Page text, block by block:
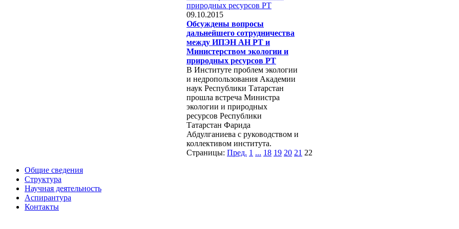
09.10.2015
Обсуждены вопросы
дальнейшего сотрудничества
между ИПЭН АН РТ и
Министерством экологии и
природных ресурсов РТ
В Институте проблем экологии
и недропользования Академии
наук Республики Татарстан
прошла встреча Министра
экологии и природных
ресурсов Республики
Татарстан Фарида
Абдулганиева с руководством и
коллективом института.
Страницы: Пред. 1 ... 18 19 20 21 22
Общие сведения
Структура
Научная деятельность
Аспирантура
Контакты